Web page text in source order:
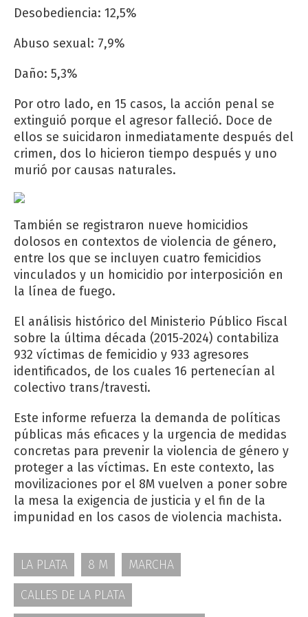
Desobediencia: 12,5%
Abuso sexual: 7,9%
Daño: 5,3%
Por otro lado, en 15 casos, la acción penal se
extinguió porque el agresor falleció. Doce de
ellos se suicidaron inmediatamente después del
crimen, dos lo hicieron tiempo después y uno
murió por causas naturales.
También se registraron nueve homicidios
dolosos en contextos de violencia de género,
entre los que se incluyen cuatro femicidios
vinculados y un homicidio por interposición en
la línea de fuego.
El análisis histórico del Ministerio Público Fiscal
sobre la última década (2015-2024) contabiliza
932 víctimas de femicidio y 933 agresores
identificados, de los cuales 16 pertenecían al
colectivo trans/travesti.
Este informe refuerza la demanda de políticas
públicas más eficaces y la urgencia de medidas
concretas para prevenir la violencia de género y
proteger a las víctimas. En este contexto, las
movilizaciones por el 8M vuelven a poner sobre
la mesa la exigencia de justicia y el fin de la
impunidad en los casos de violencia machista.
LA PLATA 8 M
MARCHA
CALLES DE LA PLATA